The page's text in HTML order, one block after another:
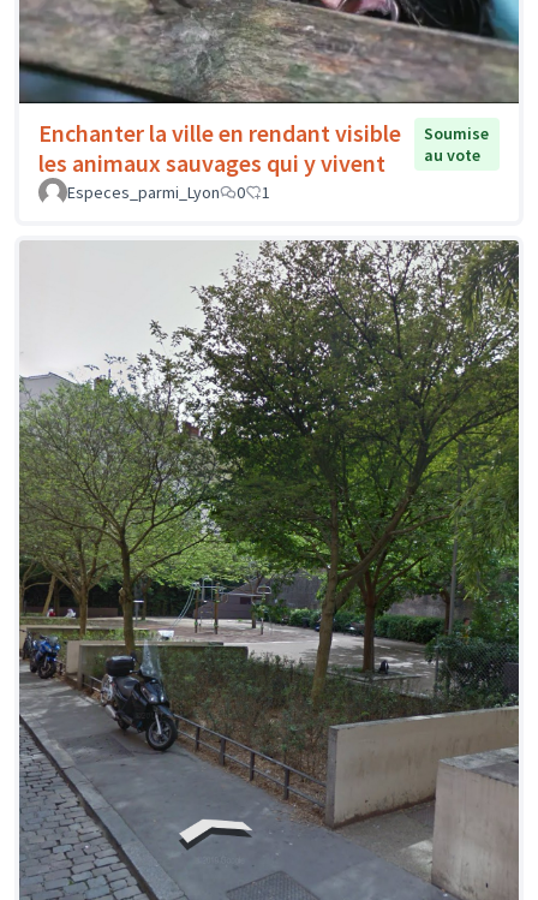
Enchanter la ville en rendant visible
les animaux sauvages qui y vivent
Soumise
au vote
Especes_parmi_Lyon
0 1